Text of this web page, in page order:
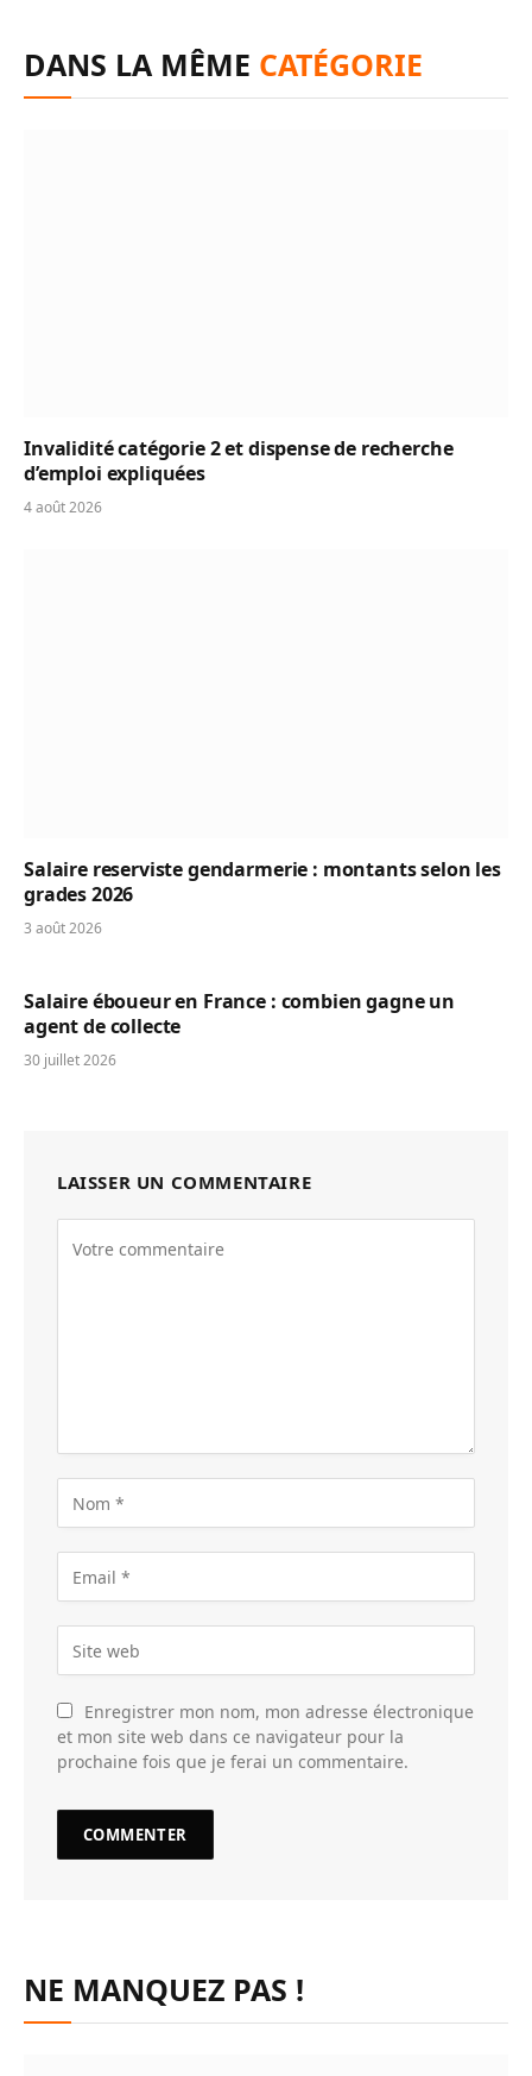
DANS LA MÊME CATÉGORIE
Invalidité catégorie 2 et dispense de recherche
d’emploi expliquées
4 août 2026
Salaire reserviste gendarmerie : montants selon les
grades 2026
3 août 2026
Salaire éboueur en France : combien gagne un
agent de collecte
30 juillet 2026
LAISSER UN COMMENTAIRE
Enregistrer mon nom, mon adresse électronique
et mon site web dans ce navigateur pour la
prochaine fois que je ferai un commentaire.
NE MANQUEZ PAS !